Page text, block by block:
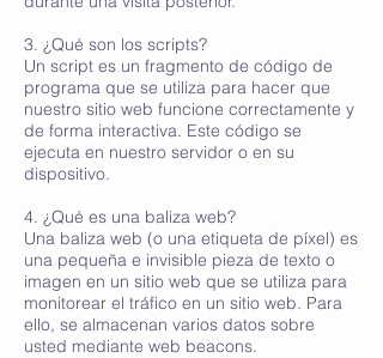
3. ¿Qué son los scripts?
Un script es un fragmento de código de
programa que se utiliza para hacer que
nuestro sitio web funcione correctamente y
de forma interactiva. Este código se
ejecuta en nuestro servidor o en su
dispositivo.
4. ¿Qué es una baliza web?
Una baliza web (o una etiqueta de píxel) es
una pequeña e invisible pieza de texto o
imagen en un sitio web que se utiliza para
monitorear el tráfico en un sitio web. Para
ello, se almacenan varios datos sobre
usted mediante web beacons.